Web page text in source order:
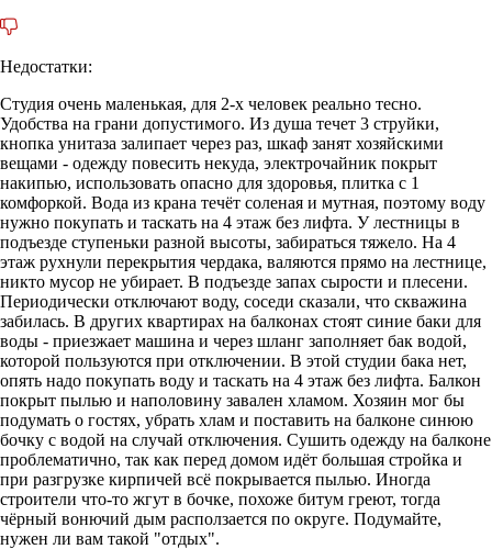
Недостатки:
Студия очень маленькая, для 2-х человек реально тесно.
Удобства на грани допустимого. Из душа течет 3 струйки,
кнопка унитаза залипает через раз, шкаф занят хозяйскими
вещами - одежду повесить некуда, электрочайник покрыт
накипью, использовать опасно для здоровья, плитка с 1
комфоркой. Вода из крана течёт соленая и мутная, поэтому воду
нужно покупать и таскать на 4 этаж без лифта. У лестницы в
подъезде ступеньки разной высоты, забираться тяжело. На 4
этаж рухнули перекрытия чердака, валяются прямо на лестнице,
никто мусор не убирает. В подъезде запах сырости и плесени.
Периодически отключают воду, соседи сказали, что скважина
забилась. В других квартирах на балконах стоят синие баки для
воды - приезжает машина и через шланг заполняет бак водой,
которой пользуются при отключении. В этой студии бака нет,
опять надо покупать воду и таскать на 4 этаж без лифта. Балкон
покрыт пылью и наполовину завален хламом. Хозяин мог бы
подумать о гостях, убрать хлам и поставить на балконе синюю
бочку с водой на случай отключения. Сушить одежду на балконе
проблематично, так как перед домом идёт большая стройка и
при разгрузке кирпичей всё покрывается пылью. Иногда
строители что-то жгут в бочке, похоже битум греют, тогда
чёрный вонючий дым расползается по округе. Подумайте,
нужен ли вам такой "отдых".